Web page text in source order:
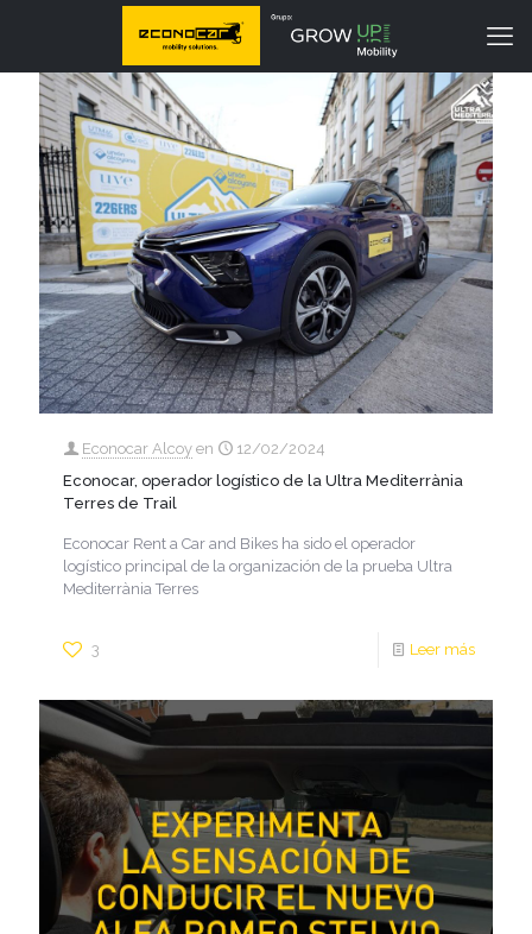
Econocar Alcoy en
12/02/2024
Econocar, operador logístico de la Ultra Mediterrània
Terres de Trail
Econocar Rent a Car and Bikes ha sido el operador
logístico principal de la organización de la prueba Ultra
Mediterrània Terres
3 Leer más